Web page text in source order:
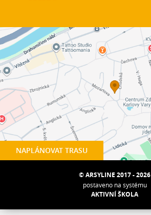
NAPLÁNOVAT TRASU
© ARSYLINE 2017 - 2026
postaveno na systému
AKTIVNÍ ŠKOLA